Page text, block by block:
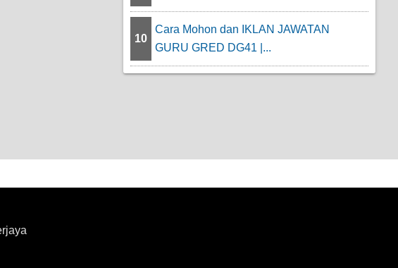
10
Cara Mohon dan IKLAN JAWATAN
GURU GRED DG41 |...